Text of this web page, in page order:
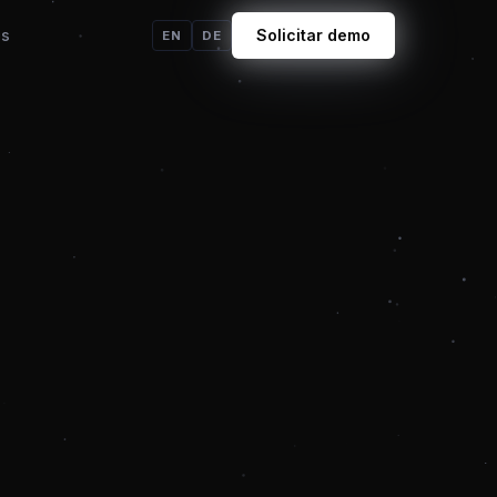
EN DE Solicitar demo